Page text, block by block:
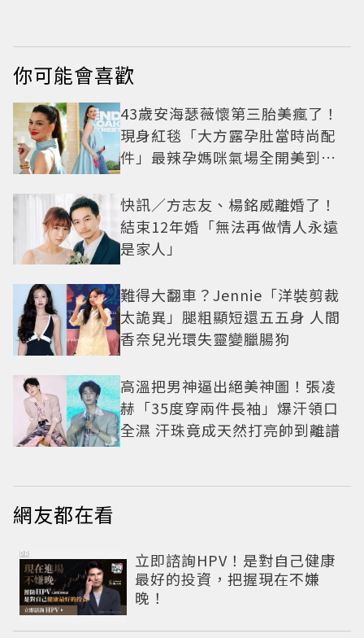
你可能會喜歡
43歲安海瑟薇懷第三胎美瘋了！
現身紅毯「大方露孕肚當時尚配
件」最辣孕媽咪氣場全開美到發
快訊／方志友、楊銘威離婚了！
結束12年婚「無法再做情人永遠
是家人」
難得大翻車？Jennie「洋裝剪裁
太詭異」腿粗顯短還五五身 人間
香奈兒光環失靈變臘腸狗
高溫把男神逼出絕美神圖！張凌
赫「35度穿兩件長袖」爆汗領口
全濕 汗珠竟成天然打亮帥到離譜
網友都在看
立即諮詢HPV！是對自己健康
最好的投資，把握現在不嫌
晚！
PR